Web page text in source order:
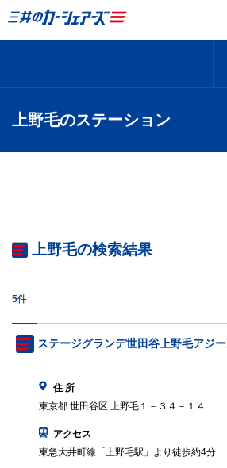
上野毛のステーション
上野毛の検索結果
5件
ステージグランデ世田谷上野毛アジ
住 所
東京都 世田谷区 上野毛１－３４－１４
アクセス
東急大井町線「上野毛駅」より徒歩約4分